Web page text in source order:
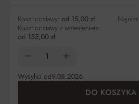
Koszt dostawy: od 15,00 zł
Koszt dostawy z wniesieniem:
od 155,00 zł
Wysyłka od9.08.2026
DO KOSZYKA